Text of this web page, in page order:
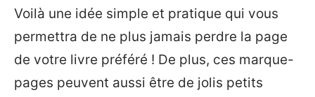
Voilà une idée simple et pratique qui vous
permettra de ne plus jamais perdre la page
de votre livre préféré ! De plus, ces marque-
pages peuvent aussi être de jolis petits